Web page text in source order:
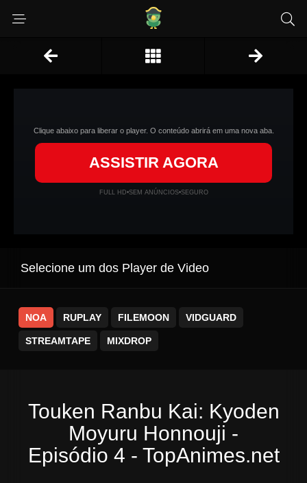
Clique abaixo para liberar o player. O conteúdo abrirá em uma nova aba.
ASSISTIR AGORA
FULL HD•SEM ANÚNCIOS•SEGURO
Selecione um dos Player de Video
NOA RUPLAY FILEMOON VIDGUARD
STREAMTAPE MIXDROP
Touken Ranbu Kai: Kyoden
Moyuru Honnouji -
Episódio 4 - TopAnimes.net